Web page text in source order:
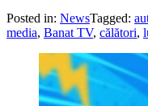
Posted in: NewsTagged:
media, Banat TV, călători,